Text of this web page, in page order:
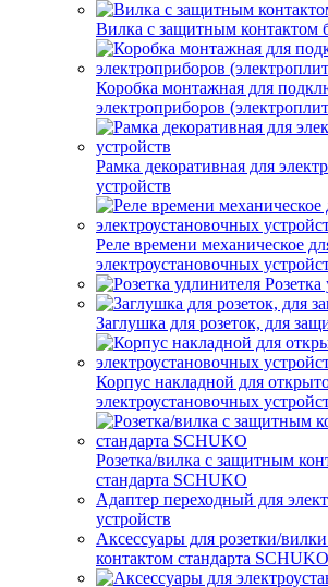
Вилка с защитным контактом
Коробка монтажная для
электроприборов
Рамка декоративная для
устройств
Реле времени механическое
электроустановочных
Розетка
Заглушка для розеток, для
Корпус накладной для
электроустановочных
Розетка/вилка с защитным
стандарта SCHUKO
Адаптер переходный для
устройств
Аксессуары для розетки/
контактом стандарта SCHUKO